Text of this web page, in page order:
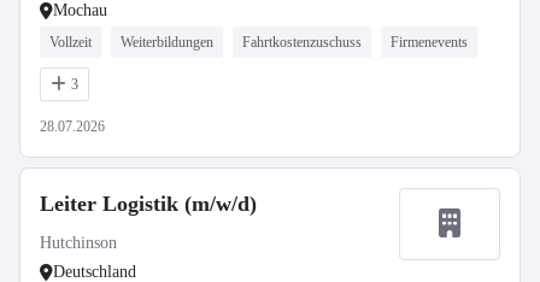
Mochau
Vollzeit Weiterbildungen Fahrtkostenzuschuss Firmenevents
3
28.07.2026
Leiter Logistik (m/w/d)
Hutchinson
Deutschland